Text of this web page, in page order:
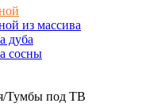
из массива
дуба
сосны
Тумбы под ТВ